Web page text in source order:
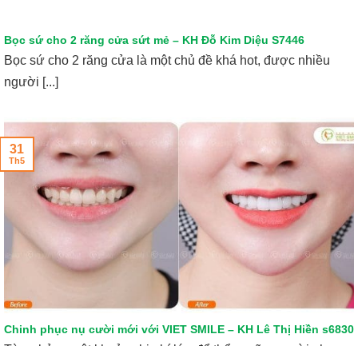
Bọc sứ cho 2 răng cửa sứt mẻ – KH Đỗ Kim Diệu S7446
Bọc sứ cho 2 răng cửa là một chủ đề khá hot, được nhiều
người [...]
Chinh phục nụ cười mới với VIET SMILE – KH Lê Thị Hiền s6830
31
Th5